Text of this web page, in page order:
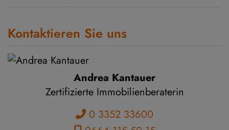
Kontaktieren Sie uns
Andrea Kantauer
Zertifizierte Immobilienberaterin
0 3352 33600